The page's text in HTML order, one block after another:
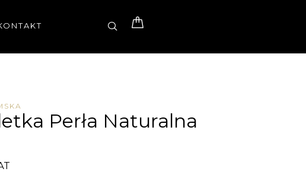
Perła Naturalna